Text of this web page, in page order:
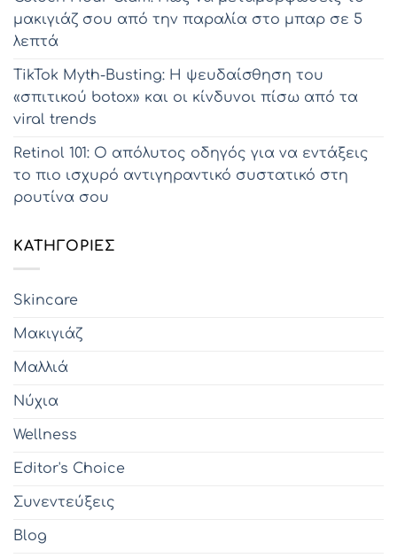
μακιγιάζ σου από την παραλία στο μπαρ σε 5
λεπτά
TikTok Myth-Busting: Η ψευδαίσθηση του
«σπιτικού botox» και οι κίνδυνοι πίσω από τα
viral trends
Retinol 101: Ο απόλυτος οδηγός για να εντάξεις
το πιο ισχυρό αντιγηραντικό συστατικό στη
ρουτίνα σου
KΑΤΗΓΟΡΊΕΣ
Skincare
Μακιγιάζ
Μαλλιά
Νύχια
Wellness
Editor's Choice
Συνεντεύξεις
Blog